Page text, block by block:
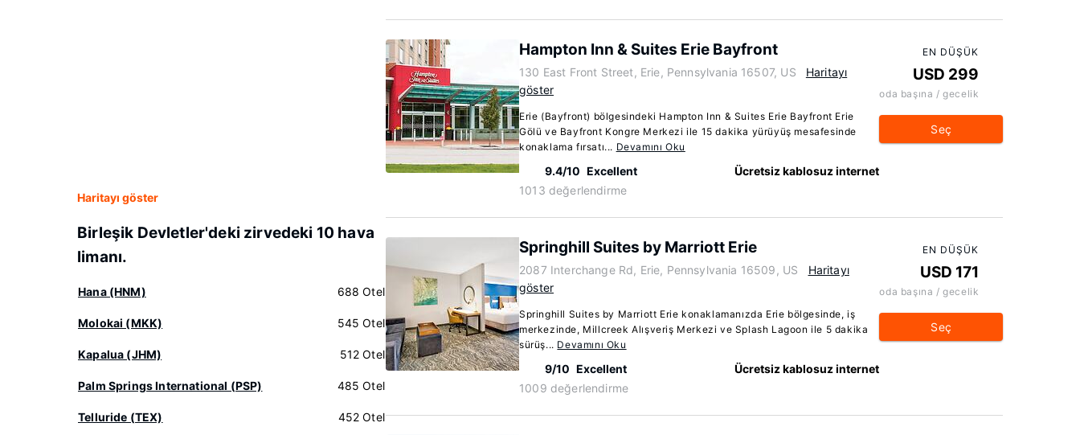
Haritayı göster
Birleşik Devletler'deki zirvedeki 10 hava
limanı.
Hana (HNM) 688 Otel
Molokai (MKK) 545 Otel
Kapalua (JHM) 512 Otel
Palm Springs International (PSP) 485 Otel
Telluride (TEX) 452 Otel
Hampton Inn & Suites Erie Bayfront
130 East Front Street, Erie, Pennsylvania 16507, US
Haritayı
göster
Erie (Bayfront) bölgesindeki Hampton Inn & Suites Erie Bayfront Erie
Gölü ve Bayfront Kongre Merkezi ile 15 dakika yürüyüş mesafesinde
konaklama fırsatı... Devamını Oku
9.4/10 Excellent
1013 değerlendirme
Ücretsiz kablosuz internet
EN DÜŞÜK
USD 299
oda başına / gecelik
Seç
Springhill Suites by Marriott Erie
2087 Interchange Rd, Erie, Pennsylvania 16509, US
Haritayı
göster
Springhill Suites by Marriott Erie konaklamanızda Erie bölgesinde, iş
merkezinde, Millcreek Alışveriş Merkezi ve Splash Lagoon ile 5 dakika
sürüş... Devamını Oku
9/10 Excellent
1009 değerlendirme
Ücretsiz kablosuz internet
EN DÜŞÜK
USD 171
oda başına / gecelik
Seç